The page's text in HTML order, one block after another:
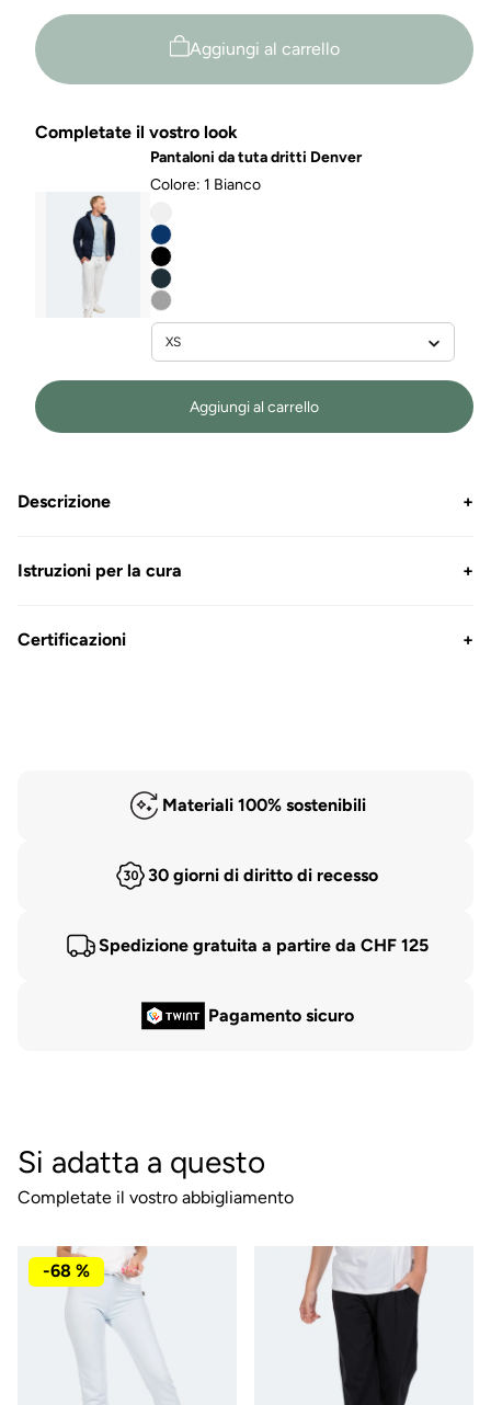
Aggiungi al carrello
Completate il vostro look
Pantaloni da tuta dritti Denver
Colore: 1 Bianco
Aggiungi al carrello
Descrizione +
Istruzioni per la cura +
Certificazioni +
Materiali 100% sostenibili
30 giorni di diritto di recesso
Spedizione gratuita a partire da CHF 125
Pagamento sicuro
Si adatta a questo
Completate il vostro abbigliamento
-68 %